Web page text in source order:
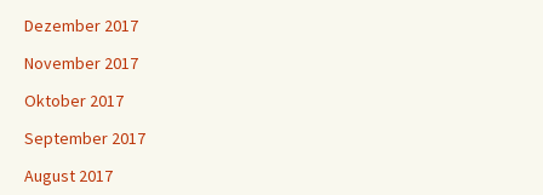
Dezember 2017
November 2017
Oktober 2017
September 2017
August 2017